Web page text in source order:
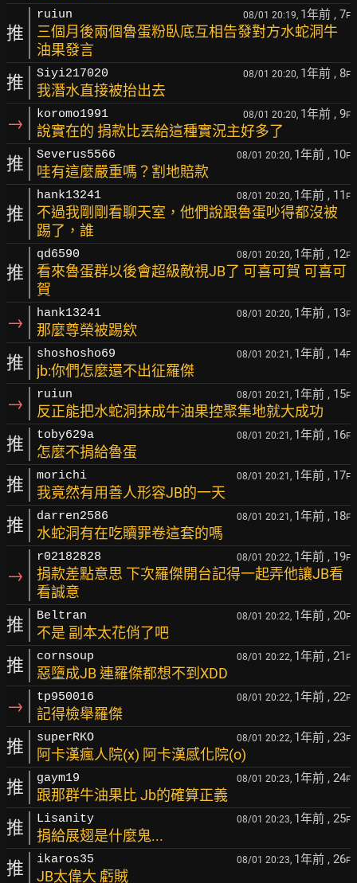
推
ruiun 08/01 20:19, 1年前 , 7F
三個月後兩個魯蛋粉臥底互相告發對方水蛇洞牛
油果發言
推 Siyi217020 08/01 20:20, 1年前 , 8F
我潛水直接被抬出去
→ koromo1991 08/01 20:20, 1年前 , 9F
說實在的 捐款比丟給這種實況主好多了
推 Severus5566 08/01 20:20, 1年前 , 10F
哇有這麼嚴重嗎？割地賠款
推
hank13241 08/01 20:20, 1年前 , 11 F
不過我剛剛看聊天室，他們說跟魯蛋吵得都沒被
踢了，誰
推
qd6590 08/01 20:20, 1年前 , 12F
看來魯蛋群以後會超級敵視JB了 可喜可賀 可喜可
賀
→ hank13241 08/01 20:20, 1年前 , 13F
那麼尊榮被踢欸
推 shoshosho69 08/01 20:21, 1年前 , 14F
jb:你們怎麼還不出征羅傑
→ ruiun 08/01 20:21, 1年前 , 15F
反正能把水蛇洞抹成牛油果控聚集地就大成功
推 toby629a 08/01 20:21, 1年前 , 16F
怎麼不捐給魯蛋
推 morichi 08/01 20:21, 1年前 , 17F
我竟然有用善人形容JB的一天
推 darren2586 08/01 20:21, 1年前 , 18F
水蛇洞有在吃贖罪卷這套的嗎
→
r02182828 08/01 20:22, 1年前 , 19F
捐款差點意思 下次羅傑開台記得一起弄他讓JB看
看誠意
推 Beltran 08/01 20:22, 1年前 , 20F
不是 副本太花俏了吧
推 cornsoup 08/01 20:22, 1年前 , 21 F
惡墮成JB 連羅傑都想不到XDD
→ tp950016 08/01 20:22, 1年前 , 22F
記得檢舉羅傑
推 superRKO 08/01 20:22, 1年前 , 23F
阿卡漢瘋人院(x) 阿卡漢感化院(o)
推 gaym19 08/01 20:23, 1年前 , 24F
跟那群牛油果比 Jb的確算正義
推 Lisanity 08/01 20:23, 1年前 , 25F
捐給展翅是什麼鬼...
推 ikaros35 08/01 20:23, 1年前 , 26F
JB太偉大 虧賊